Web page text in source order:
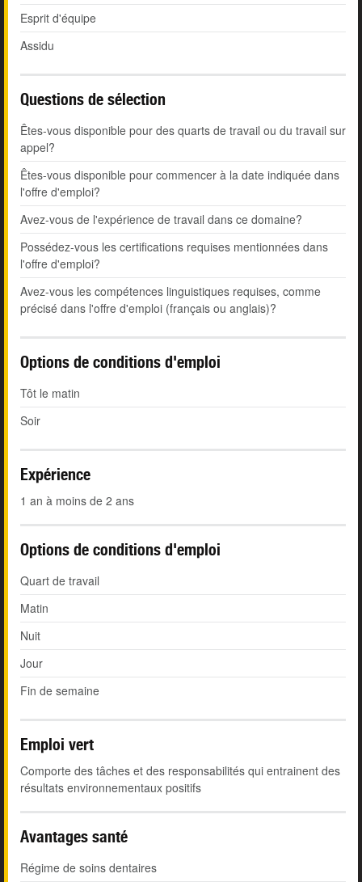
Esprit d'équipe
Assidu
Questions de sélection
Êtes-vous disponible pour des quarts de travail ou du travail sur
appel?
Êtes-vous disponible pour commencer à la date indiquée dans
l'offre d'emploi?
Avez-vous de l'expérience de travail dans ce domaine?
Possédez-vous les certifications requises mentionnées dans
l'offre d'emploi?
Avez-vous les compétences linguistiques requises, comme
précisé dans l'offre d'emploi (français ou anglais)?
Options de conditions d'emploi
Tôt le matin
Soir
Expérience
1 an à moins de 2 ans
Options de conditions d'emploi
Quart de travail
Matin
Nuit
Jour
Fin de semaine
Emploi vert
Comporte des tâches et des responsabilités qui entrainent des
résultats environnementaux positifs
Avantages santé
Régime de soins dentaires